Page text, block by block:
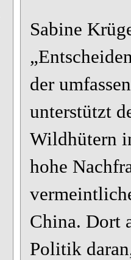
Sabine
der
unterstützt
Wildhütern
hohe
China. Dort
Politik